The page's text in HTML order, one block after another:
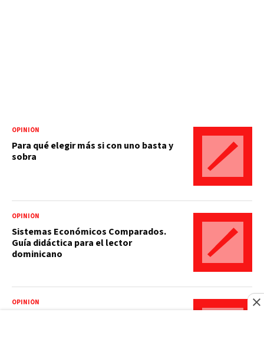
OPINIÓN
Para qué elegir más si con uno basta y
sobra
OPINIÓN
Sistemas Económicos Comparados.
Guía didáctica para el lector
dominicano
OPINIÓN